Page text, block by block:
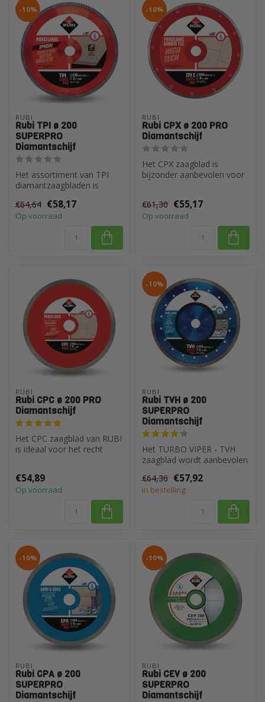
-10%
RUBI
Rubi TPI ø 200
SUPERPRO
Diamantschijf
Het assortiment van TPI
diamantzaagbladen is
verstek zag...
€64,64 €58,17
Op voorraad
-10%
RUBI
Rubi CPX ø 200 PRO
Diamantschijf
Het CPX zaagblad is
bijzonder aanbevolen voor
€61,30 €55,17
Op voorraad
RUBI
Rubi CPC ø 200 PRO
Diamantschijf
Het CPC zaagblad van RUBI
is ideaal voor het recht
€54,89
Op voorraad
-10%
RUBI
Rubi TVH ø 200
SUPERPRO
Diamantschijf
Het TURBO VIPER - TVH
zaagblad wordt aanbevolen
materia...
€64,36 €57,92
In bestelling
-10%
RUBI
Rubi CPA ø 200
SUPERPRO
Diamantschijf
-10%
RUBI
Rubi CEV ø 200
SUPERPRO
Diamantschijf